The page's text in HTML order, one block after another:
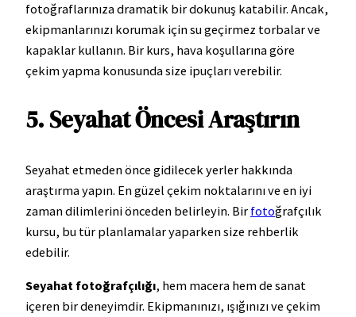
fotoğraflarınıza dramatik bir dokunuş katabilir. Ancak,
ekipmanlarınızı korumak için su geçirmez torbalar ve
kapaklar kullanın. Bir kurs, hava koşullarına göre
çekim yapma konusunda size ipuçları verebilir.
5. Seyahat Öncesi Araştırın
Seyahat etmeden önce gidilecek yerler hakkında
araştırma yapın. En güzel çekim noktalarını ve en iyi
zaman dilimlerini önceden belirleyin. Bir fotoğrafçılık
kursu, bu tür planlamalar yaparken size rehberlik
edebilir.
Seyahat fotoğrafçılığı, hem macera hem de sanat
içeren bir deneyimdir. Ekipmanınızı, ışığınızı ve çekim